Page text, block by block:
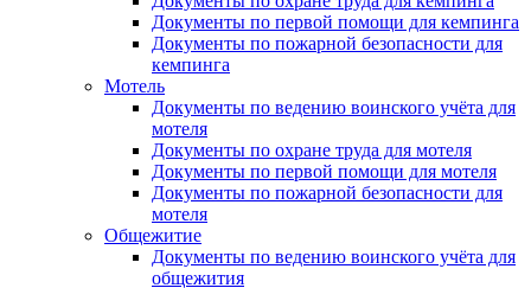
Документы по первой помощи для кемпинга
Документы по пожарной безопасности для
кемпинга
Мотель
Документы по ведению воинского учёта для
мотеля
Документы по охране труда для мотеля
Документы по первой помощи для мотеля
Документы по пожарной безопасности для
мотеля
Общежитие
Документы по ведению воинского учёта для
общежития